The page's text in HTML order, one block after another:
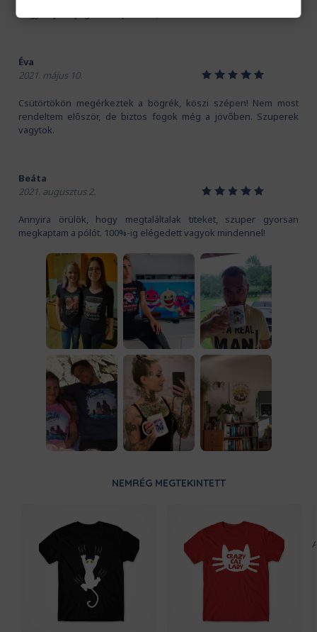
Éva
2021. május 10.
12345
Csütörtökön megérkeztek a bögrék, köszi szépen! Nem most
rendeltem először, de biztos fogok még a jövőben. Szuperek
vagytok.
Beáta
2021. augusztus 2.
12345
Annyira örülök, hogy megtaláltalak titeket, szuper gyorsan
megkaptam a pólót. 100%-ig elégedett vagyok mindennel!
NEMRÉG MEGTEKINTETT